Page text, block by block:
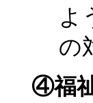
よ
の
④福